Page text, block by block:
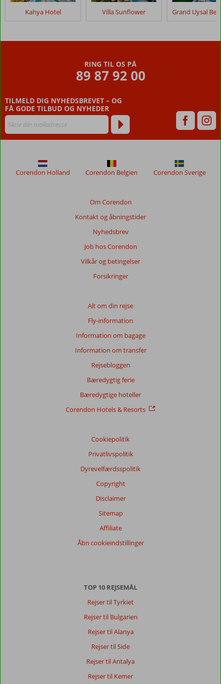
Kahya Hotel Villa Sunflower
RING TIL OS PÅ
89 87 92 00
TILMELD DIG NYHEDSBREVET – OG
FÅ GODE TILBUD OG NYHEDER
Om Corendon
Kontakt og åbningstider
Nyhedsbrev
Job hos Corendon
Vilkår og betingelser
Forsikringer
Alt om din rejse
Fly-information
Information om bagage
Information om transfer
Rejsebloggen
Bæredygtig ferie
Bæredygtige hoteller
Corendon Hotels & Resorts
Cookiepolitik
Privatlivspolitik
Dyrevelfærdsspolitik
Copyright
Disclaimer
Sitemap
Affiliate
Åbn cookieindstillinger
Corendon Holland Corendon Belgien Corendon Sverige
TOP 10 REJSEMÅL
Rejser til Tyrkiet
Rejser til Bulgarien
Rejser til Alanya
Rejser til Side
Rejser til Antalya
Rejser til Kemer